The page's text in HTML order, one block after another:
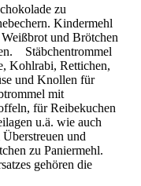
zu
Kindermehl
und Brötchen
Stäbchentrommel
Kohlrabi, Rettichen,
und Knollen für
mit
für Reibekuchen
u.ä. wie auch
und
zu Paniermehl.
gehören die